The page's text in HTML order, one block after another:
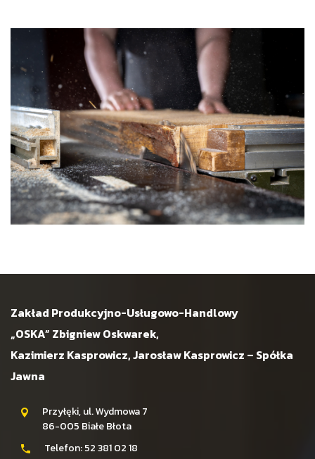
Zakład Produkcyjno-Usługowo-Handlowy
„OSKA” Zbigniew Oskwarek,
Kazimierz Kasprowicz, Jarosław Kasprowicz – Spółka
Jawna
Przyłęki, ul. Wydmowa 7
86-005 Białe Błota
Telefon:52 381 02 18